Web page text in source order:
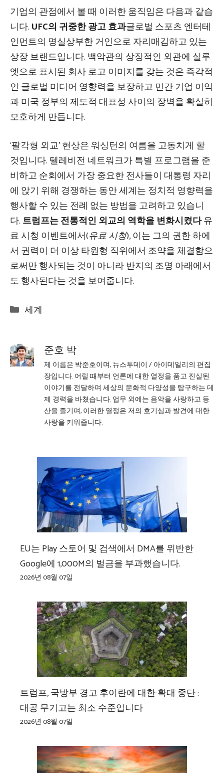
기업의 관점에서 볼 때 이러한 움직임은 다음과 같습
니다. UFC의 귀중한 광고 효과글로벌 스포츠 엔터테
인먼트의 명실상부한 거인으로 자리매김하고 있는
상장 브랜드입니다. 백악관의 상징적인 외관에 실루
엣으로 표시된 회사 로고 이미지를 갖는 것은 즉각적
인 글로벌 미디어 영향력을 보장하고 민간 기업 이익
과 미국 정부의 제도적 대표성 사이의 장벽을 확실히
모호하게 만듭니다.
‘팔각형 외교’ 현상은 워싱턴의 여름을 고동치게 할
것입니다. 텔레비전 네트워크가 특별 프로그램을 준
비하고 순회에서 가장 중요한 전사들이 대통령 자리
에 앉기 위해 경쟁하는 동안 세계는 정치적 영향력을
행사할 수 있는 전례 없는 방법을 고려하고 있습니
다. 트럼프는 전통적인 외교의 역학을 변화시켰다유
료 시청 이벤트에서(유료 시청), 이는 그의 권한 하에
서 권력이 더 이상 타원형 직위에서 조약을 체결함으
로써만 행사되는 것이 아니라 반지의 조명 아래에서
도 행사된다는 것을 보여줍니다.
Categories
세계
준호 박
제 이름은 박준호이며, 뉴스투데이 / 아이데일리의 편집
장입니다. 어릴 때부터 언론에 대한 열정을 품고 진실된
이야기를 전달하며 세상의 문화적 다양성을 탐구하는 데
제 경력을 바쳤습니다. 업무 외에는 음악을 사랑하고 등
산을 즐기며, 이러한 열정은 저의 호기심과 발견에 대한
사랑을 키워줍니다.
EU는 Play 스토어 및 검색에서 DMA를 위반한
Google에 1,000M의 벌금을 부과했습니다.
2026년 08월 07일
트럼프, 국방부 경고 후이란에 대한 확대 중단 :
대공 무기고는 최소 수준입니다
2026년 08월 07일